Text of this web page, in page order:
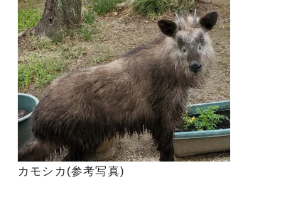
カモシカ(参考写真)